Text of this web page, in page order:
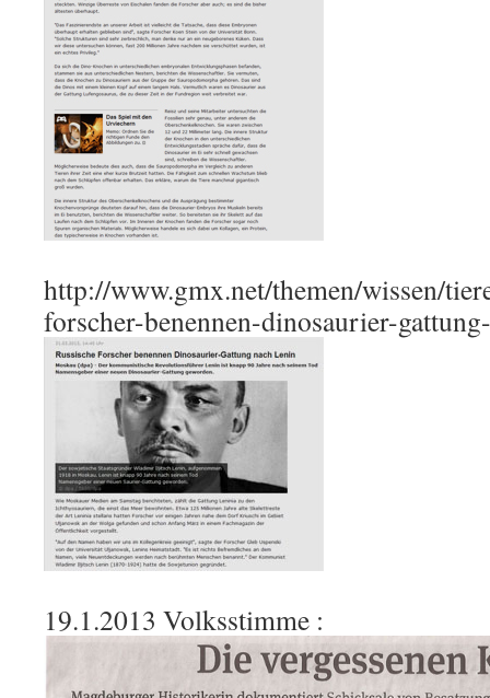
http://www.gmx.net/themen/wissen/
forscher-benennen-dinosaurier-
19.1.2013 Volksstimme :